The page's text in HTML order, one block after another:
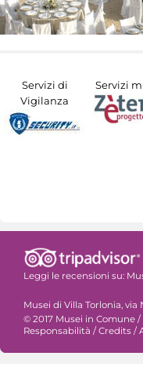
Servizi di
Vigilanza
Servizi
Leggi le recensioni su:
Musei di Villa Torlonia, via
© 2017 Musei in Comune /
Responsabilità / Credits /